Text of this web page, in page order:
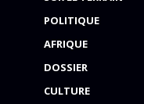
POLITIQUE
AFRIQUE
DOSSIER
CULTURE